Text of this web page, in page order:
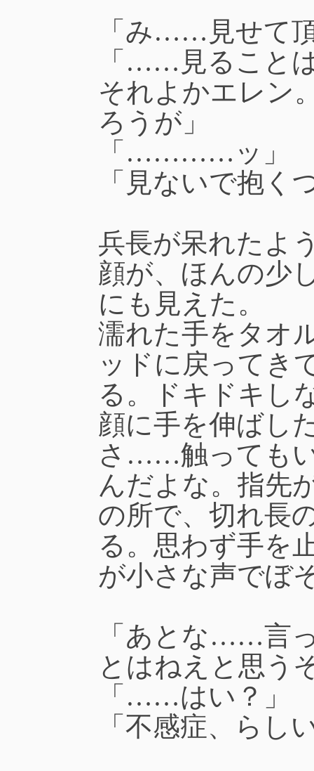
「み……見せて
「……見ること
それよかエレン
ろうが」
「…………ッ」
「見ないで抱く
兵長が呆れたよ
顔が、ほんの少
にも見えた。
濡れた手をタオ
ッドに戻ってき
る。ドキドキし
顔に手を伸ばし
さ……触っても
んだよな。指先
の所で、切れ長
る。思わず手を
が小さな声でぼ
「あとな……言
とはねえと思う
「……はい？」
「不感症、らし